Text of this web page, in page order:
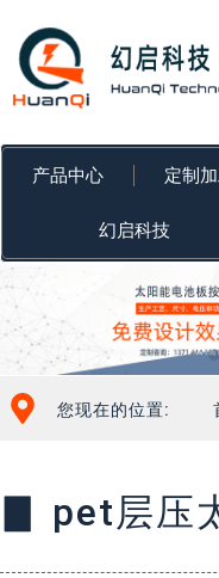
容
产品中心 定制
幻启科技
您现在的位置:
▊ pet层压